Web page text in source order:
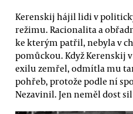
Kerenskij hájil lidi v
režimu. Racionalita a
ke kterým patřil, nebyla v
pomůckou. Když Kerenskij
exilu zemřel, odmítla mu
pohřeb, protože podle ní
Nezavinil. Jen neměl dost